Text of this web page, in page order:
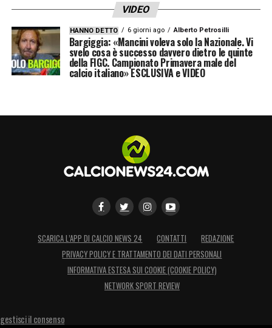
VIDEO
HANNO DETTO 6 giorni ago Alberto Petrosilli
Bargiggia: «Mancini voleva solo la Nazionale. Vi
svelo cosa è successo davvero dietro le quinte
della FIGC. Campionato Primavera male del
calcio italiano» ESCLUSIVA e VIDEO
SCARICA L’APP DI CALCIO NEWS 24 CONTATTI
REDAZIONE
PRIVACY POLICY E TRATTAMENTO DEI DATI PERSONALI
INFORMATIVA ESTESA SUI COOKIE (COOKIE POLICY)
NETWORK SPORT REVIEW
gestisci il consenso